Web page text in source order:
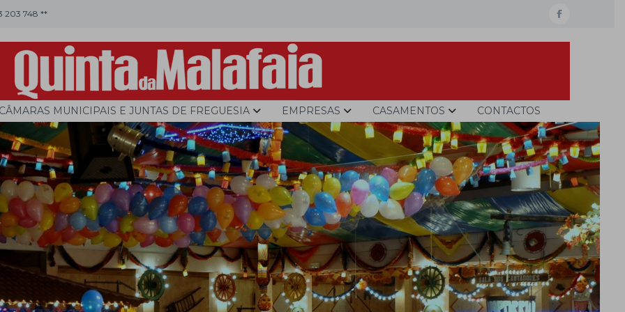
203 748 ** facebook
CÂMARAS MUNICIPAIS E JUNTAS DE FREGUESIA EMPRESAS CASAMENTOS CONTACTOS